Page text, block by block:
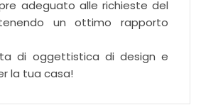
adeguato alle richieste del
un ottimo rapporto
di oggettistica di design e
la tua casa!